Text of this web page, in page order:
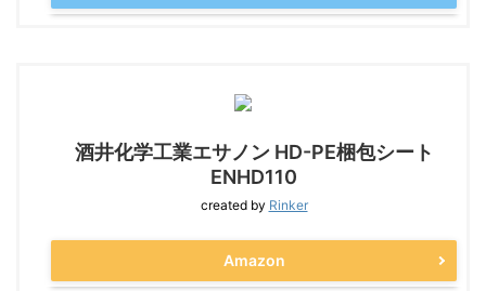
酒井化学工業エサノン HD-PE梱包シート
ENHD110
created by Rinker
Amazon